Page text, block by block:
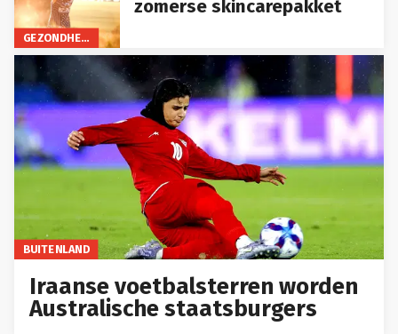
GEZONDHEID
BUITENLAND
Iraanse voetbalsterren worden
Australische staatsburgers